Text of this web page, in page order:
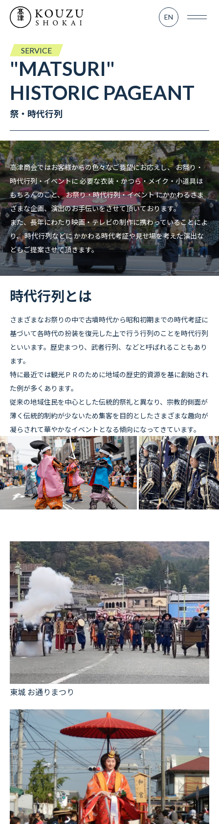
EN
業務内容
- TV＆MOVIE
- KOUZU LAB
実績紹介
RENTAL
レンタル部門
COMPANY
会社概要
RECRUIT
採用情報
CONTACT
お問い合わせ
SERVICE
"MATSURI"
HISTORIC PAGEANT
祭・時代行列
高津商会ではお客様からの色々なご要望にお応えし、お祭り・
時代行列・イベントに 必要な衣装・かつら・メイク・小道具は
もちろんのこと、お祭り・時代行列・イベント にかかわるさま
ざまな企画、演出のお手伝いをさせて頂いております。
また、長年にわたり映画・テレビの制作に携わっていることによ
り、時代行列などに かかわる時代考証や見せ場を考えた演出な
どもご提案させて頂きます。
時代行列とは
さまざまなお祭りの中で古墳時代から昭和初期までの時代考証に
基づいて各時代の扮装を復元した上で行う行列のことを時代行列
といいます。歴史まつり、武者行列、などと呼ばれることもあり
ます。
特に最近では観光ＰＲのために地域の歴史的資源を基に創始され
た例が多くあります。
従来の地域住民を中心とした伝統的祭礼と異なり、宗教的側面が
薄く伝統的制約が少ないため集客を目的としたさまざまな趣向が
凝らされて華やかなイベントとなる傾向になってきています。
東城 お通りまつり